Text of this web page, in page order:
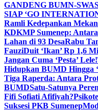
GANDENG BUMN-
SIAP ‘GO
Ramli Kedepankan
KDKMP Sumenep:
Lahan di 93 DesaRabu
FauziDuit ‘Ikan’ Rp 1,6
Jangan Cuma ‘Pesta’ Lele!
Hidupkan BUMD Hingga
Tiga Raperda: Antara
BUMDSatu-Satunya
Fifi Sofiati Afifiyah?
Suksesi PKB Sumenep